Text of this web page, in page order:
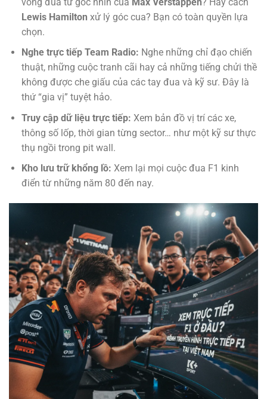
Lewis Hamilton xử lý góc cua? Bạn có toàn quyền lựa
chọn.
Nghe trực tiếp Team Radio: Nghe những chỉ đạo chiến
thuật, những cuộc tranh cãi hay cả những tiếng chửi thề
không được che giấu của các tay đua và kỹ sư. Đây là
thứ “gia vị” tuyệt hảo.
Truy cập dữ liệu trực tiếp: Xem bản đồ vị trí các xe,
thông số lốp, thời gian từng sector… như một kỹ sư thực
thụ ngồi trong pit wall.
Kho lưu trữ khổng lồ: Xem lại mọi cuộc đua F1 kinh
điển từ những năm 80 đến nay.